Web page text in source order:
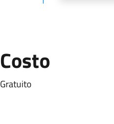
Costo
Gratuito